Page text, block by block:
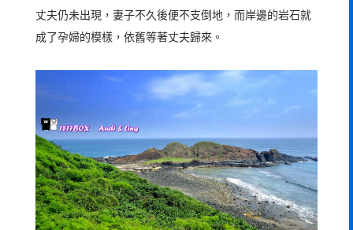
丈夫仍未出現，妻子不久後便不支倒地，而岸邊的岩石就
成了孕婦的模樣，依舊等著丈夫歸來。